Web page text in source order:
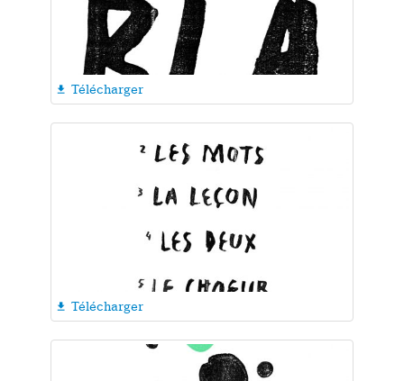
 Télécharger
 Télécharger